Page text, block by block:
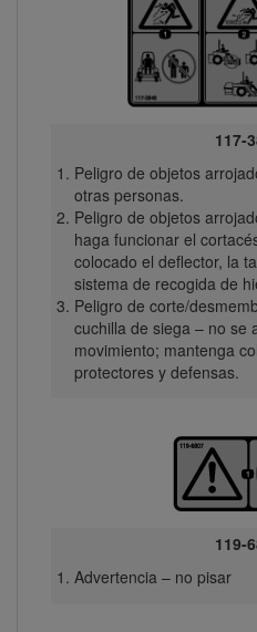
117-
Peligro de objetos
otras personas.
Peligro de objetos
haga funcionar el
colocado el deflector, la
sistema de recogida de
Peligro de corte/
cuchilla de siega – no se
movimiento; mantenga
protectores y defensas.
119-
Advertencia – no pisar